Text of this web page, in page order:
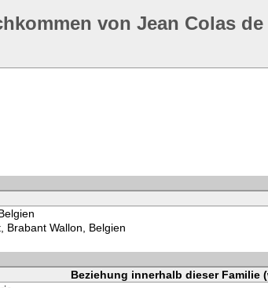
von Jean Colas
Brabant Wallon, Belgien
Beziehung innerhalb dieser Familie